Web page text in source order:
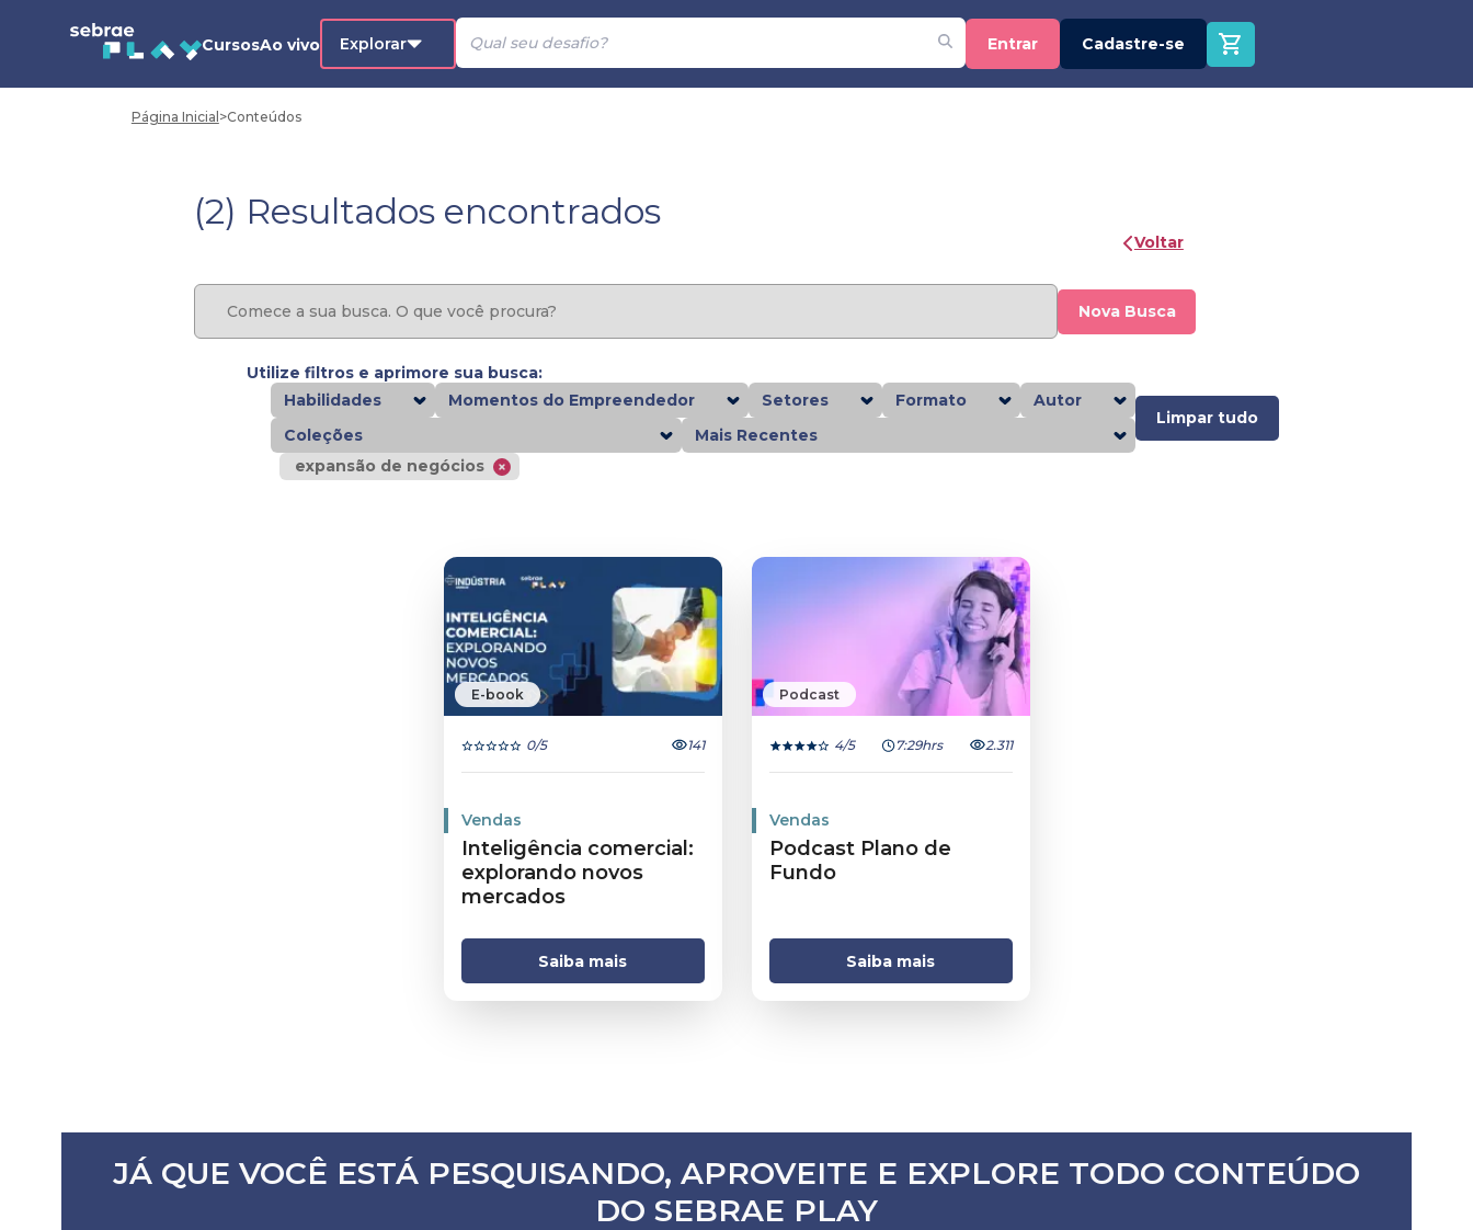
CursosAo vivo Explorar Entrar Cadastre-se
Página Inicial >Conteúdos
(2) Resultados encontrados
Voltar
Nova Busca
Utilize filtros e aprimore sua busca:
Habilidades
Momentos do Empreendedor Setores Formato
Autor
Coleções
Mais Recentes
Limpar tudo
expansão de negócios
E-book
0/5 141
Vendas
Inteligência comercial:
explorando novos
mercados
Saiba mais
Podcast
4/5 7:29hrs 2.311
Vendas
Podcast Plano de
Fundo
Saiba mais
JÁ QUE VOCÊ ESTÁ PESQUISANDO, APROVEITE E EXPLORE TODO CONTEÚDO
DO SEBRAE PLAY